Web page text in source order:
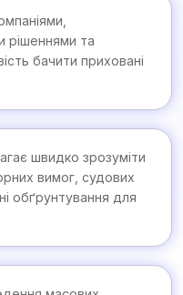
рішеннями та
бачити приховані
швидко зрозуміти
вимог, судових
обґрунтування для